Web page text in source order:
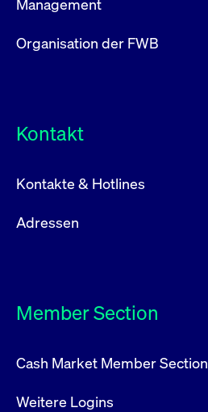
Management
Organisation der FWB
Kontakt
Kontakte & Hotlines
Adressen
Member Section
Cash Market Member Section
Weitere Logins